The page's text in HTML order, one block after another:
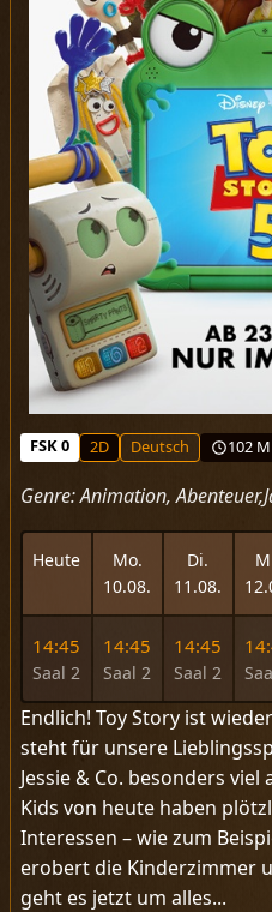
FSK 0 2D Deutsch 102
Genre:Animation, Abenteuer
Heute
Mo.
10.08.
Di.
11.08.
14:45
Saal 2
14:45
Saal 2
14:45
Saal 2
Endlich! Toy Story ist
steht für unsere
Jessie & Co. besonders
Kids von heute haben
Interessen – wie zum
erobert die Kinderzimmer
geht es jetzt um alles...